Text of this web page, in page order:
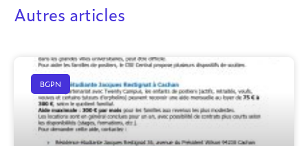
Autres articles
BGPN